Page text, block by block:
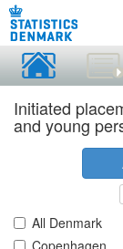
Initiated
and young
All Denmark